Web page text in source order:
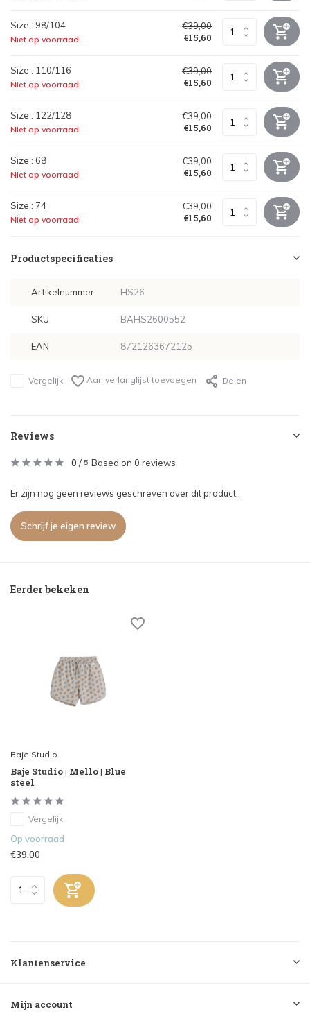
Size : 98/104
Niet op voorraad
€39,00
€15,60
Size : 110/116
Niet op voorraad
€39,00
€15,60
Size : 122/128
Niet op voorraad
€39,00
€15,60
Size : 68
Niet op voorraad
€39,00
€15,60
Size : 74
Niet op voorraad
€39,00
€15,60
Productspecificaties
Artikelnummer HS26
SKU BAHS2600552
EAN 8721263672125
Vergelijk Aan verlanglijst toevoegen Delen
Reviews
0 / 5 Based on 0 reviews
Er zijn nog geen reviews geschreven over dit product..
Schrijf je eigen review
Eerder bekeken
Baje Studio
Baje Studio | Mello | Blue
steel
Vergelijk
Op voorraad
€39,00
Klantenservice
Mijn account